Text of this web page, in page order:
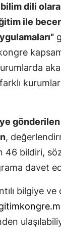
dili
ile
,
46 bildiri,
davet
bilgiye ve